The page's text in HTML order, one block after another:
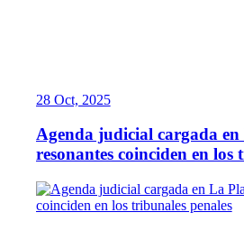
28 Oct, 2025
Agenda judicial cargada en
resonantes coinciden en los